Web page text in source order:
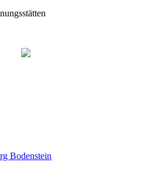
Bodenstein